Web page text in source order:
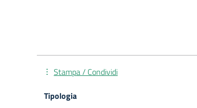
Stampa / Condividi
Tipologia